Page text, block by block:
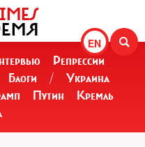
EN
Репрессии
Блоги /
Украина
Путин
Кремль